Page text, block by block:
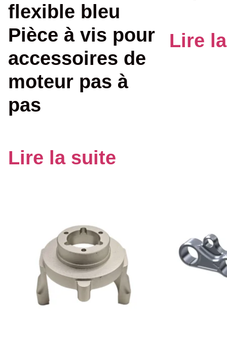
flexible bleu
Pièce à vis pour
accessoires de
moteur pas à
pas
Lire la suite
Lire